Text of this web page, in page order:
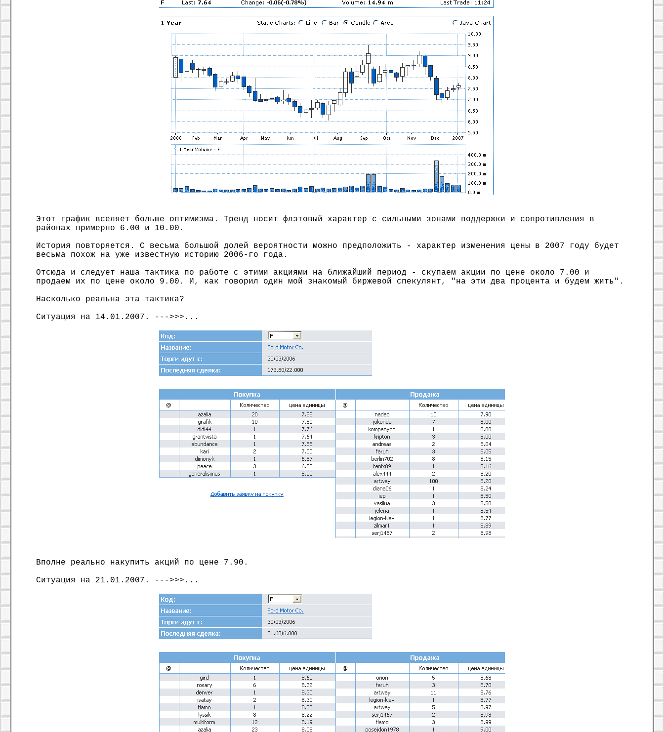
Этот график вселяет больше оптимизма. Тренд носит флэтовый характер с сильными зонами поддержки и сопротивления в
районах примерно 6.00 и 10.00.
История повторяется. С весьма большой долей вероятности можно предположить - характер изменения цены в 2007 году будет
весьма похож на уже известную историю 2006-го года.
Отсюда и следует наша тактика по работе с этими акциями на ближайший период - скупаем акции по цене около 7.00 и
продаем их по цене около 9.00. И, как говорил один мой знакомый биржевой спекулянт, "на эти два процента и будем жить".
Насколько реальна эта тактика?
Ситуация на 14.01.2007. --->>>...
Вполне реально накупить акций по цене 7.90.
Ситуация на 21.01.2007. --->>>...